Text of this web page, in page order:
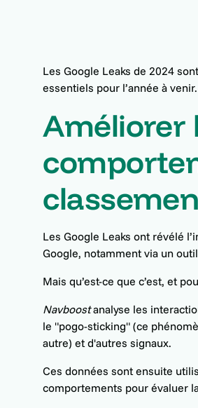
Les Google Leaks de 2024
essentiels pour l’année à
Améliorer
Les Google Leaks ont révélé
Google, notamment via un
Mais qu’est-ce que c’est, et
Navboostanalyse les
le "pogo-sticking" (ce
autre) et d'autres signaux.
Ces données sont ensuite
comportements pour évaluer